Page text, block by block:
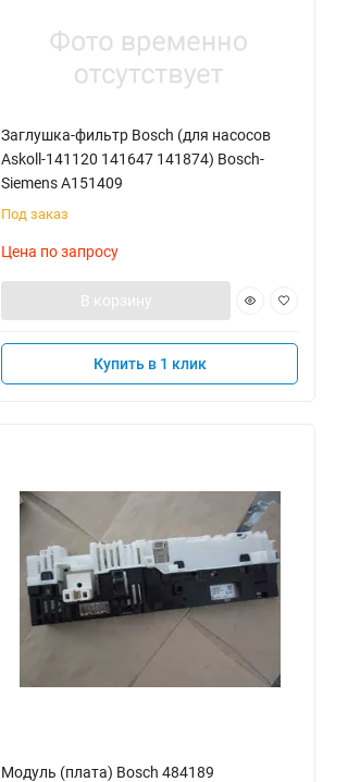
Заглушка-фильтр Bosch (для насосов
Askoll-141120 141647 141874) Bosch-
Siemens A151409
Под заказ
Цена по запросу
В корзину
Купить в 1 клик
Модуль (плата) Bosch 484189